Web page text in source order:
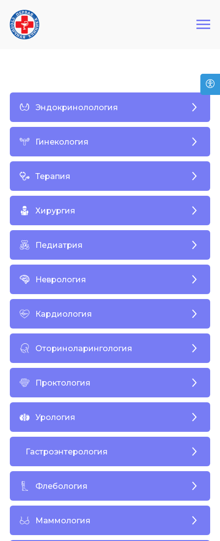
Первая Столичная Клиника
Эндокринолология
Гинекология
Терапия
Хирургия
Педиатрия
Неврология
Кардиология
Оториноларингология
Проктология
Урология
Гастроэнтерология
Флебология
Маммология